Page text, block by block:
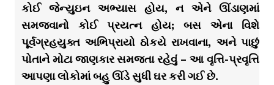
કોઈ જેન્યુઇન અભ્યાસ હોય, ન એને ઊંડાણમાં
સમજવાનો કોઈ પ્રયત્ન હોય; બસ એના વિશે
પૂર્વગ્રહયુક્ત અભિપ્રાયો ઠોકયે રાખવાના, અને પાછું
પોતાને મોટા જાણકાર સમજતા રહેવું – આ વૃત્તિ-પ્રવૃત્તિ
આપણા લોકોમાં બહુ ઊંડે સુધી ઘર કરી ગઈ છે.